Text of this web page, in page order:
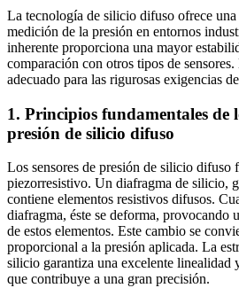
La tecnología de silicio difuso ofrece
medición de la presión en entornos
inherente proporciona una mayor
comparación con otros tipos de
adecuado para las rigurosas exigencias
1. Principios fundamentales de
presión de silicio difuso
Los sensores de presión de silicio difuso
piezorresistivo. Un diafragma de silicio,
contiene elementos resistivos difusos.
diafragma, éste se deforma, provocando
de estos elementos. Este cambio se
proporcional a la presión aplicada. La
silicio garantiza una excelente linealidad
que contribuye a una gran precisión.